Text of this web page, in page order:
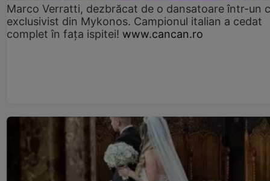
Marco Verratti, dezbrăcat de o dansatoare într-un
exclusivist din Mykonos. Campionul italian a cedat
complet în fața ispitei! www.cancan.ro